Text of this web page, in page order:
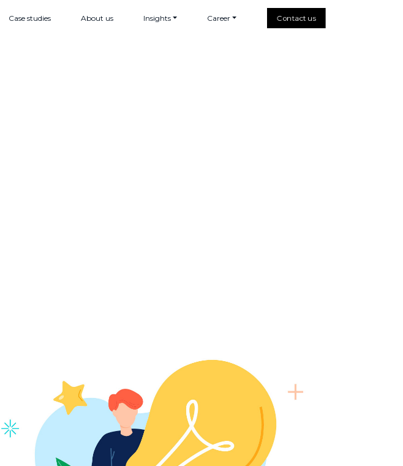
Case studies About us Insights Career Contact us